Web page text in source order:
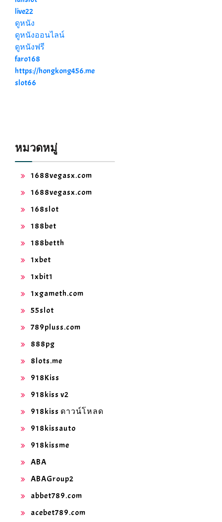
live22
ดูหนัง
ดูหนังออนไลน์
ดูหนังฟรี
faro168
https://hongkong456.me
slot66
หมวดหมู่
1688vegasx.com
1688vegasx.com
168slot
188bet
188betth
1xbet
1xbit1
1xgameth.com
55slot
789pluss.com
888pg
8lots.me
918Kiss
918kiss v2
918kiss ดาวน์โหลด
918kissauto
918kissme
ABA
ABAGroup2
abbet789.com
acebet789.com